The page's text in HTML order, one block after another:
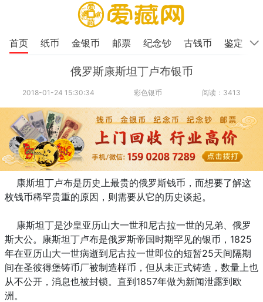
首页 纸币 金银币 邮票 纪念钞 古钱币 鉴定
俄罗斯康斯坦丁卢布银币
2018-01-24 15:30:34 彩色银币 阅读：3413
康斯坦丁卢布是历史上最贵的俄罗斯钱币，而想要了解这
枚钱币稀罕贵重的原因，则需要从它的历史谈起。
康斯坦丁是沙皇亚历山大一世和尼古拉一世的兄弟、俄罗
斯大公。康斯坦丁卢布是俄罗斯帝国时期罕见的银币，1825
年在亚历山大一世病逝到尼古拉一世即位的短暂25天间隔期
间在圣彼得堡铸币厂被制造样币，但从未正式铸造，数量上也
从不公开，消息也被封锁。直到1857年做为新闻泄露到欧
洲。